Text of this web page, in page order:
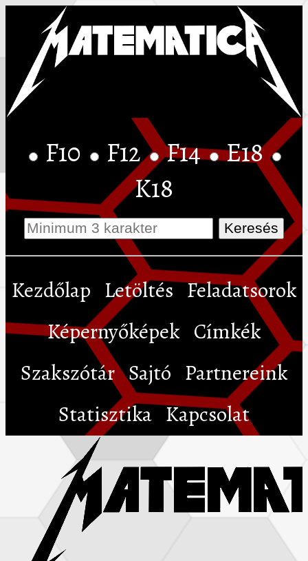
F10 F12 F14 E18
K18
Kezdőlap Letöltés Feladatsorok
Képernyőképek Címkék
Szakszótár Sajtó Partnereink
Statisztika Kapcsolat